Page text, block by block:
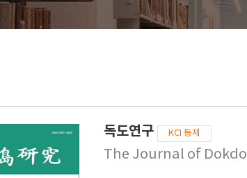
독도연구 KCI 등재
The Journal of Dokdo